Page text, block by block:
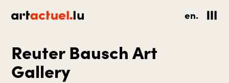
en.
Reuter Bausch Art
Gallery